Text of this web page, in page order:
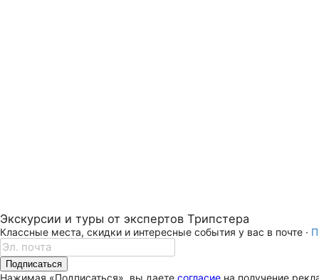
Экскурсии и туры от экспертов Трипстера
Классные места, скидки и интересные события у вас в почте ·
Подписаться
Нажимая «Подписаться», вы даете согласие на получение